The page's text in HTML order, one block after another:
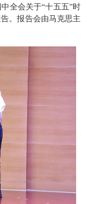
全会关于“十五五”时
。报告会由马克思主